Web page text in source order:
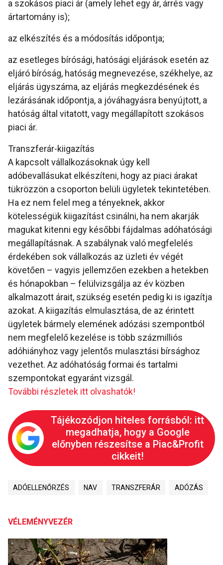
a szokásos piaci ár (amely lehet egy ár, árrés vagy
ártartomány is);
az elkészítés és a módosítás időpontja;
az esetleges bírósági, hatósági eljárások esetén az
eljáró bíróság, hatóság megnevezése, székhelye, az
eljárás ügyszáma, az eljárás megkezdésének és
lezárásának időpontja, a jóváhagyásra benyújtott, a
hatóság által vitatott, vagy megállapított szokásos
piaci ár.
Transzferár-kiigazítás
A kapcsolt vállalkozásoknak úgy kell
adóbevallásukat elkészíteni, hogy az piaci árakat
tükrözzön a csoporton belüli ügyletek tekintetében.
Ha ez nem felel meg a tényeknek, akkor
kötelességük kiigazítást csinálni, ha nem akarják
magukat kitenni egy későbbi fájdalmas adóhatósági
megállapításnak. A szabálynak való megfelelés
érdekében sok vállalkozás az üzleti év végét
követően – vagyis jellemzően ezekben a hetekben
és hónapokban – felülvizsgálja az év közben
alkalmazott árait, szükség esetén pedig ki is igazítja
azokat. A kiigazítás elmulasztása, de az érintett
ügyletek bármely elemének adózási szempontból
nem megfelelő kezelése is több százmilliós
adóhiányhoz vagy jelentős mulasztási bírsághoz
vezethet. Az adóhatóság formai és tartalmi
szempontokat egyaránt vizsgál.
További részletek itt olvashatók!
Tájékozódjon hiteles forrásból: itt
megadhatja, hogy a Google
előnyben részesítse a Piac&Profit
cikkeit!
ADÓELLENŐRZÉS NAV TRANSZFERÁR ADÓZÁS
VÉLEMÉNYVEZÉR